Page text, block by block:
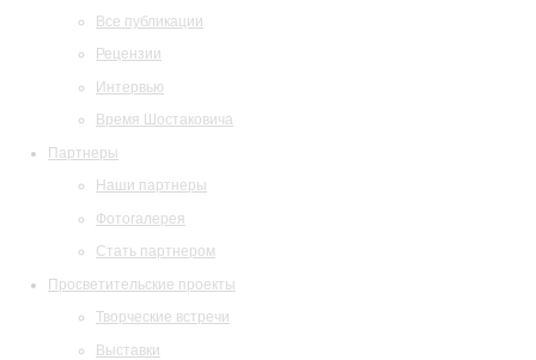
Все публикации
Рецензии
Интервью
Время Шостаковича
Партнеры
Наши партнеры
Фотогалерея
Стать партнером
Просветительские проекты
Творческие встречи
Выставки